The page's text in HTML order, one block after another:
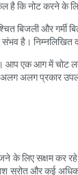
है कि नोट करने के
बिजली और गर्मी
निम्नलिखित दो
आप एक आग में चोट
अलग अलग प्रकार
के लिए सक्षम कर
स्रोत और कई